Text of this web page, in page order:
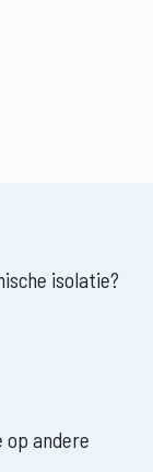
isolatie?
op andere